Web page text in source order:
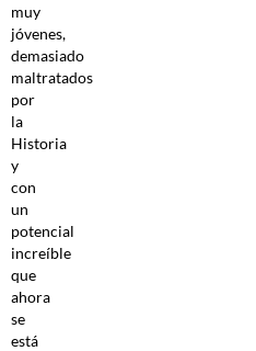
muy
jóvenes,
demasiado
maltratados
por
la
Historia
y
con
un
potencial
increíble
que
ahora
se
está